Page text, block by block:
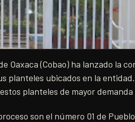
Oaxaca (Cobao) ha lanzado la
planteles ubicados en la
planteles de mayor demanda
son el número 01 de